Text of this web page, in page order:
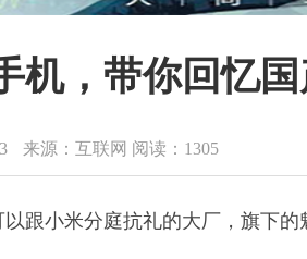
机，带你回忆国
来源：互联网 阅读：1305
跟小米分庭抗礼的大厂，旗下的